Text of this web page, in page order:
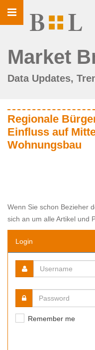
Toggle
navigation
Market
Data Updates,
Regionale
Einfluss auf
Wohnungsbau
Wenn Sie schon Bezieher
sich an um alle Artikel und
Login
Remember me